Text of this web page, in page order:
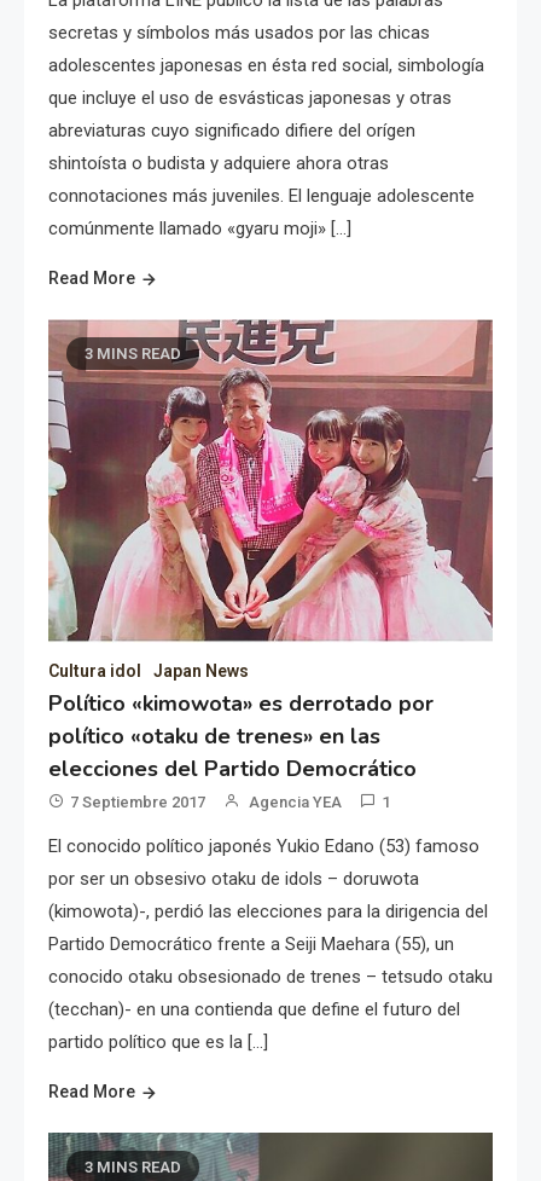
secretas y símbolos más usados por las chicas
adolescentes japonesas en ésta red social, simbología
que incluye el uso de esvásticas japonesas y otras
abreviaturas cuyo significado difiere del orígen
shintoísta o budista y adquiere ahora otras
connotaciones más juveniles. El lenguaje adolescente
comúnmente llamado «gyaru moji» […]
Read More
3 MINS READ
Cultura idol Japan News
Político «kimowota» es derrotado por
político «otaku de trenes» en las
elecciones del Partido Democrático
7 Septiembre 2017 Agencia YEA 1
El conocido político japonés Yukio Edano (53) famoso
por ser un obsesivo otaku de idols – doruwota
(kimowota)-, perdió las elecciones para la dirigencia del
Partido Democrático frente a Seiji Maehara (55), un
conocido otaku obsesionado de trenes – tetsudo otaku
(tecchan)- en una contienda que define el futuro del
partido político que es la […]
Read More
3 MINS READ